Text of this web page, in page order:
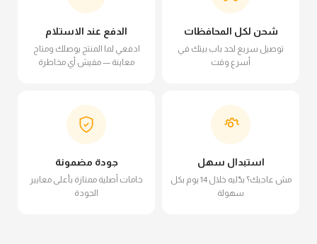
شحن لكل المحافظات
توصيل سريع لحد باب بيتك في
أسرع وقت
الدفع عند الاستلام
ادفعي لما المنتج يوصلك ومتاح
معاينة — مفيش أي مخاطرة
استبدال سهل
مش عاجبك؟ بدّليه خلال 14 يوم بكل
سهولة
جودة مضمونة
خامات أصلية ممتازة بأعلى معايير
الجودة